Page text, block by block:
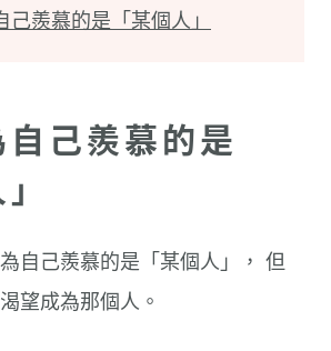
己羨慕的是「某個人」
己羨慕的是
自己羨慕的是「某個人」， 但
望成為那個人。